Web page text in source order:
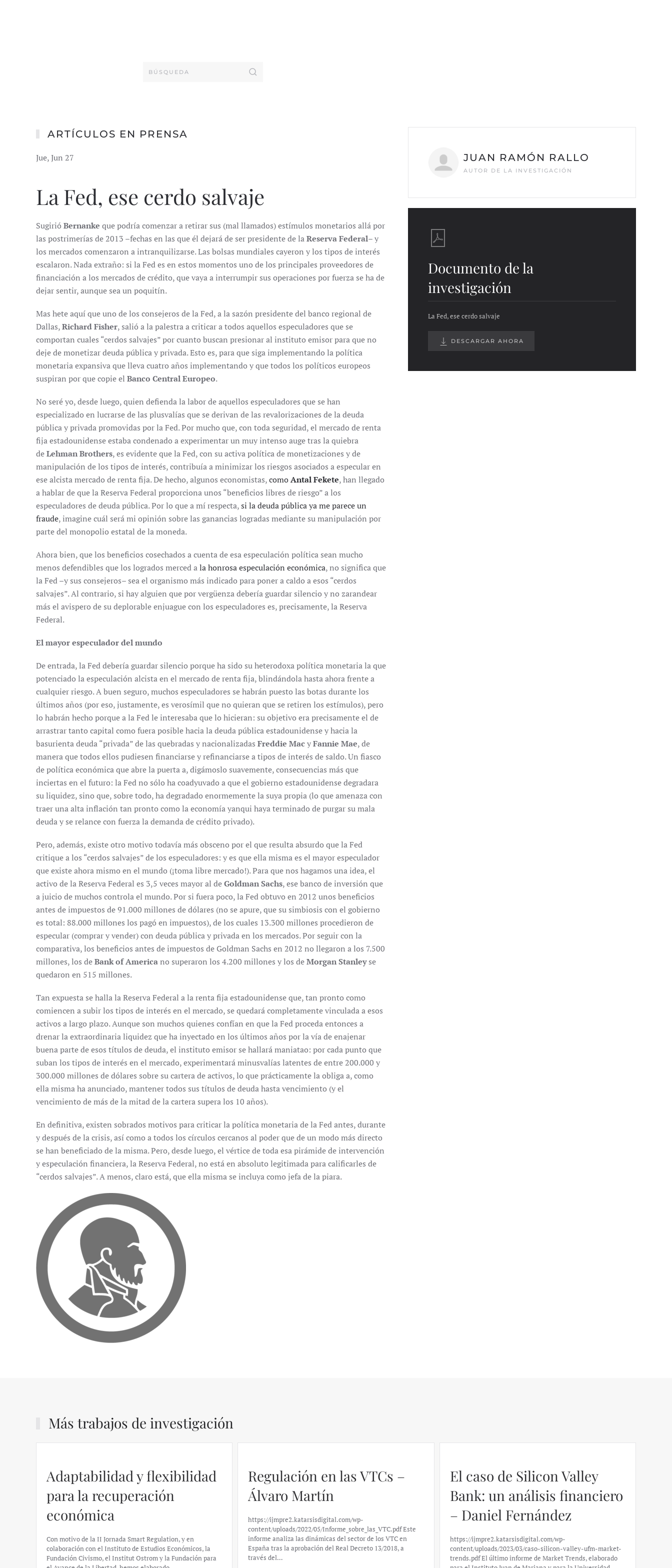
ARTÍCULOS EN PRENSA
Jue, Jun 27
La Fed, ese cerdo salvaje
Sugirió Bernanke que podría comenzar a retirar sus (mal llamados) estímulos monetarios allá por
las postrimerías de 2013 –fechas en las que él dejará de ser presidente de laReserva Federal– y
los mercados comenzaron a intranquilizarse. Las bolsas mundiales cayeron y los tipos de interés
escalaron. Nada extraño: si la Fed es en estos momentos uno de los principales proveedores de
financiación a los mercados de crédito, que vaya a interrumpir sus operaciones por fuerza se ha de
dejar sentir, aunque sea un poquitín.
Mas hete aquí que uno de los consejeros de la Fed, a la sazón presidente del banco regional de
Dallas,Richard Fisher, salió a la palestra a criticar a todos aquellos especuladores que se
comportan cuales “cerdos salvajes” por cuanto buscan presionar al instituto emisor para que no
deje de monetizar deuda pública y privada. Esto es, para que siga implementando la política
monetaria expansiva que lleva cuatro años implementando y que todos los políticos europeos
suspiran por que copie el Banco Central Europeo.
No seré yo, desde luego, quien defienda la labor de aquellos especuladores que se han
especializado en lucrarse de las plusvalías que se derivan de las revalorizaciones de la deuda
pública y privada promovidas por la Fed. Por mucho que, con toda seguridad, el mercado de renta
fija estadounidense estaba condenado a experimentar un muy intenso auge tras la quiebra
deLehman Brothers, es evidente que la Fed, con su activa política de monetizaciones y de
manipulación de los tipos de interés, contribuía a minimizar los riesgos asociados a especular en
ese alcista mercado de renta fija. De hecho, algunos economistas,comoAntal Fekete, han llegado
a hablar de que la Reserva Federal proporciona unos “beneficios libres de riesgo” a los
especuladores de deuda pública. Por lo que a mí respecta,si la deuda pública ya me parece un
fraude, imagine cuál será mi opinión sobre las ganancias logradas mediante su manipulación por
parte del monopolio estatal de la moneda.
Ahora bien, que los beneficios cosechados a cuenta de esa especulación política sean mucho
menos defendibles que los logrados merced ala honrosa especulación económica, no significa que
la Fed –y sus consejeros– sea el organismo más indicado para poner a caldo a esos “cerdos
salvajes”. Al contrario, si hay alguien que por vergüenza debería guardar silencio y no zarandear
más el avispero de su deplorable enjuague con los especuladores es, precisamente, la Reserva
Federal.
El mayor especulador del mundo
De entrada, la Fed debería guardar silencio porque ha sido su heterodoxa política monetaria la que
potenciado la especulación alcista en el mercado de renta fija, blindándola hasta ahora frente a
cualquier riesgo. A buen seguro, muchos especuladores se habrán puesto las botas durante los
últimos años (por eso, justamente, es verosímil que no quieran que se retiren los estímulos), pero
lo habrán hecho porque a la Fed le interesaba que lo hicieran: su objetivo era precisamente el de
arrastrar tanto capital como fuera posible hacia la deuda pública estadounidense y hacia la
basurienta deuda “privada” de las quebradas y nacionalizadas Freddie Mac yFannie Mae, de
manera que todos ellos pudiesen financiarse y refinanciarse a tipos de interés de saldo. Un fiasco
de política económica que abre la puerta a, digámoslo suavemente, consecuencias más que
inciertas en el futuro: la Fed no sólo ha coadyuvado a que el gobierno estadounidense degradara
su liquidez, sino que, sobre todo, ha degradado enormemente la suya propia (lo que amenaza con
traer una alta inflación tan pronto como la economía yanqui haya terminado de purgar su mala
deuda y se relance con fuerza la demanda de crédito privado).
Pero, además, existe otro motivo todavía más obsceno por el que resulta absurdo que la Fed
critique a los “cerdos salvajes” de los especuladores: y es que ella misma es el mayor especulador
que existe ahora mismo en el mundo (¡toma libre mercado!). Para que nos hagamos una idea, el
activo de la Reserva Federal es 3,5 veces mayor al deGoldman Sachs, ese banco de inversión que
a juicio de muchos controla el mundo. Por si fuera poco, la Fed obtuvo en 2012 unos beneficios
antes de impuestos de 91.000 millones de dólares (no se apure, que su simbiosis con el gobierno
es total: 88.000 millones los pagó en impuestos), de los cuales 13.300 millones procedieron de
especular (comprar y vender) con deuda pública y privada en los mercados. Por seguir con la
comparativa, los beneficios antes de impuestos de Goldman Sachs en 2012 no llegaron a los 7.500
millones, los deBank of Americano superaron los 4.200 millones y los deMorgan Stanleyse
quedaron en 515 millones.
Tan expuesta se halla la Reserva Federal a la renta fija estadounidense que, tan pronto como
comiencen a subir los tipos de interés en el mercado, se quedará completamente vinculada a esos
activos a largo plazo. Aunque son muchos quienes confían en que la Fed proceda entonces a
drenar la extraordinaria liquidez que ha inyectado en los últimos años por la vía de enajenar
buena parte de esos títulos de deuda, el instituto emisor se hallará maniatao: por cada punto que
suban los tipos de interés en el mercado, experimentará minusvalías latentes de entre 200.000 y
300.000 millones de dólares sobre su cartera de activos, lo que prácticamente la obliga a, como
ella misma ha anunciado, mantener todos sus títulos de deuda hasta vencimiento (y el
vencimiento de más de la mitad de la cartera supera los 10 años).
En definitiva, existen sobrados motivos para criticar la política monetaria de la Fed antes, durante
y después de la crisis, así como a todos los círculos cercanos al poder que de un modo más directo
se han beneficiado de la misma. Pero, desde luego, el vértice de toda esa pirámide de intervención
y especulación financiera, la Reserva Federal, no está en absoluto legitimada para calificarles de
“cerdos salvajes”. A menos, claro está, que ella misma se incluya como jefa de la piara.
JUAN RAMÓN RALLO
AUTOR DE LA INVESTIGACIÓN
Documento de la
investigación
La Fed, ese cerdo salvaje
DESCARGAR AHORA
Más trabajos de investigación
Adaptabilidad y flexibilidad
para la recuperación
económica
Con motivo de la II Jornada Smart Regulation, y en
colaboración con el Instituto de Estudios Económicos, la
Fundación Civismo, el Institut Ostrom y la Fundación para
Regulación en las VTCs –
Álvaro Martín
https://ijmpre2.katarsisdigital.com/wp-
content/uploads/2022/05/Informe_sobre_las_VTC.pdf Este
informe analiza las dinámicas del sector de los VTC en
España tras la aprobación del Real Decreto 13/2018, a
través del…
El caso de Silicon Valley
Bank: un análisis financiero
– Daniel Fernández
https://ijmpre2.katarsisdigital.com/wp-
content/uploads/2023/03/caso-silicon-valley-ufm-market-
trends.pdf El último informe de Market Trends, elaborado